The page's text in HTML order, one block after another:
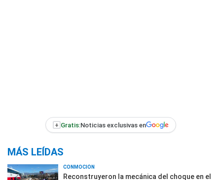
+ Gratis:Noticias exclusivas en
MÁS LEÍDAS
CONMOCIÓN
Reconstruyeron la mecánica del choque en el